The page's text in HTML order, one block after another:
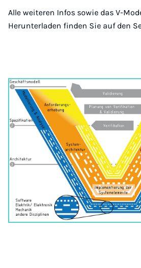
Alle weiteren Infos sowie das V-
Herunterladen finden Sie auf den